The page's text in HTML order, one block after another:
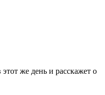
же день и расскажет о